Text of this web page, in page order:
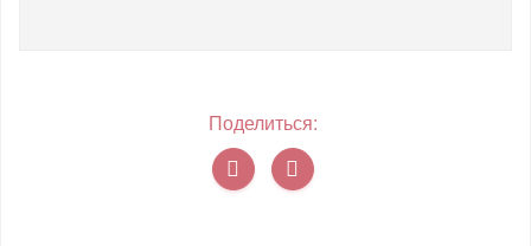
Поделиться: